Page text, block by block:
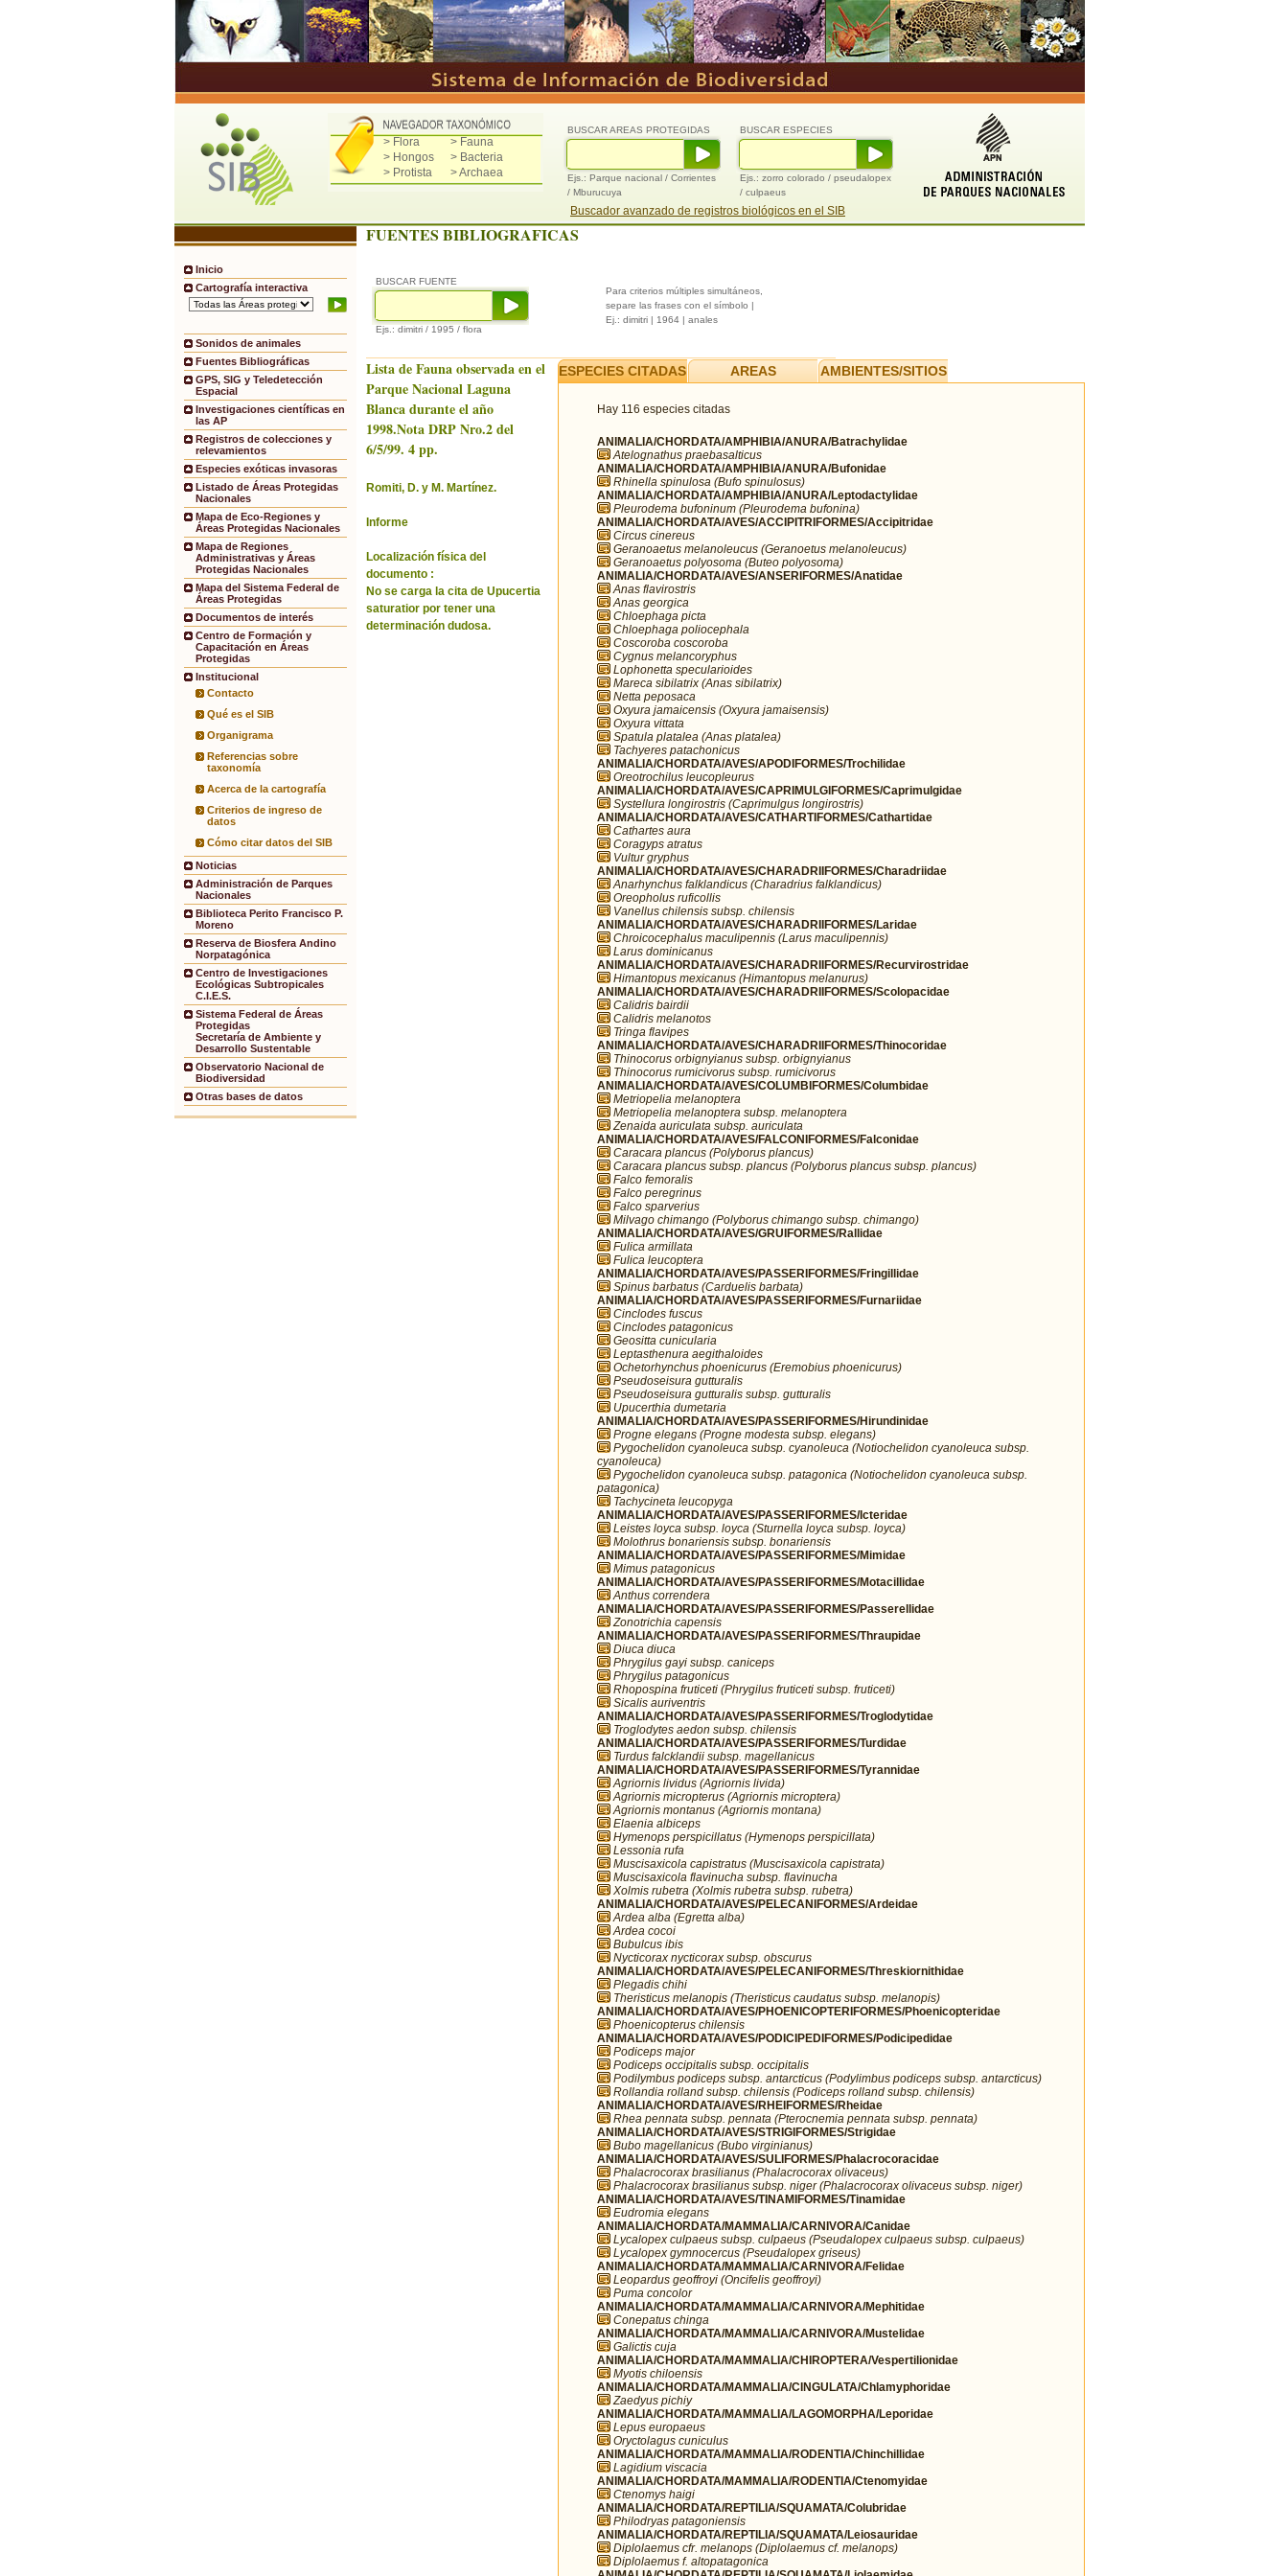
> Flora
> Fauna
> Hongos
> Bacteria
> Protista
> Archaea
BUSCAR ESPECIES
Ejs.: zorro colorado / pseudalopex
/ culpaeus
BUSCAR AREAS PROTEGIDAS
Ejs.: Parque nacional / Corrientes
/ Mburucuya
Buscador avanzado de registros biológicos en el SIB
Inicio
Cartografía interactiva
Sonidos de animales
Fuentes Bibliográficas
GPS, SIG y Teledetección
Espacial
Investigaciones científicas en
las AP
Registros de colecciones y
relevamientos
Especies exóticas invasoras
Listado de Áreas Protegidas
Nacionales
Mapa de Eco-Regiones y
Áreas Protegidas Nacionales
Mapa de Regiones
Administrativas y Áreas
Protegidas Nacionales
Mapa del Sistema Federal de
Áreas Protegidas
Documentos de interés
Centro de Formación y
Capacitación en Áreas
Protegidas
Institucional
Contacto
Qué es el SIB
Organigrama
Referencias sobre
taxonomía
Acerca de la cartografía
Criterios de ingreso de
datos
Cómo citar datos del SIB
Noticias
Administración de Parques
Nacionales
Biblioteca Perito Francisco P.
Moreno
Reserva de Biosfera Andino
Norpatagónica
Centro de Investigaciones
Ecológicas Subtropicales
C.I.E.S.
Sistema Federal de Áreas
Protegidas
Secretaría de Ambiente y
Desarrollo Sustentable
Observatorio Nacional de
Biodiversidad
Otras bases de datos
FUENTES BIBLIOGRAFICAS
BUSCAR FUENTE
Ejs.: dimitri / 1995 / flora
Para criterios múltiples simultáneos,
separe las frases con el símbolo |
Ej.: dimitri | 1964 | anales
Lista de Fauna observada en el
Parque Nacional Laguna
Blanca durante el año
1998.Nota DRP Nro.2 del
6/5/99. 4 pp.
Romiti, D. y M. Martínez.
Informe
Localización física del
documento :
No se carga la cita de Upucertia
saturatior por tener una
determinación dudosa.
ESPECIES CITADAS AREAS AMBIENTES/SITIOS
Hay 116 especies citadas
ANIMALIA/CHORDATA/AMPHIBIA/ANURA/Batrachylidae
Atelognathus praebasalticus
ANIMALIA/CHORDATA/AMPHIBIA/ANURA/Bufonidae
Rhinella spinulosa (Bufo spinulosus)
ANIMALIA/CHORDATA/AMPHIBIA/ANURA/Leptodactylidae
Pleurodema bufoninum (Pleurodema bufonina)
ANIMALIA/CHORDATA/AVES/ACCIPITRIFORMES/Accipitridae
Circus cinereus
Geranoaetus melanoleucus (Geranoetus melanoleucus)
Geranoaetus polyosoma (Buteo polyosoma)
ANIMALIA/CHORDATA/AVES/ANSERIFORMES/Anatidae
Anas flavirostris
Anas georgica
Chloephaga picta
Chloephaga poliocephala
Coscoroba coscoroba
Cygnus melancoryphus
Lophonetta specularioides
Mareca sibilatrix (Anas sibilatrix)
Netta peposaca
Oxyura jamaicensis (Oxyura jamaisensis)
Oxyura vittata
Spatula platalea (Anas platalea)
Tachyeres patachonicus
ANIMALIA/CHORDATA/AVES/APODIFORMES/Trochilidae
Oreotrochilus leucopleurus
ANIMALIA/CHORDATA/AVES/CAPRIMULGIFORMES/Caprimulgidae
Systellura longirostris (Caprimulgus longirostris)
ANIMALIA/CHORDATA/AVES/CATHARTIFORMES/Cathartidae
Cathartes aura
Coragyps atratus
Vultur gryphus
ANIMALIA/CHORDATA/AVES/CHARADRIIFORMES/Charadriidae
Anarhynchus falklandicus (Charadrius falklandicus)
Oreopholus ruficollis
Vanellus chilensis subsp. chilensis
ANIMALIA/CHORDATA/AVES/CHARADRIIFORMES/Laridae
Chroicocephalus maculipennis (Larus maculipennis)
Larus dominicanus
ANIMALIA/CHORDATA/AVES/CHARADRIIFORMES/Recurvirostridae
Himantopus mexicanus (Himantopus melanurus)
ANIMALIA/CHORDATA/AVES/CHARADRIIFORMES/Scolopacidae
Calidris bairdii
Calidris melanotos
Tringa flavipes
ANIMALIA/CHORDATA/AVES/CHARADRIIFORMES/Thinocoridae
Thinocorus orbignyianus subsp. orbignyianus
Thinocorus rumicivorus subsp. rumicivorus
ANIMALIA/CHORDATA/AVES/COLUMBIFORMES/Columbidae
Metriopelia melanoptera
Metriopelia melanoptera subsp. melanoptera
Zenaida auriculata subsp. auriculata
ANIMALIA/CHORDATA/AVES/FALCONIFORMES/Falconidae
Caracara plancus (Polyborus plancus)
Caracara plancus subsp. plancus (Polyborus plancus subsp. plancus)
Falco femoralis
Falco peregrinus
Falco sparverius
Milvago chimango (Polyborus chimango subsp. chimango)
ANIMALIA/CHORDATA/AVES/GRUIFORMES/Rallidae
Fulica armillata
Fulica leucoptera
ANIMALIA/CHORDATA/AVES/PASSERIFORMES/Fringillidae
Spinus barbatus (Carduelis barbata)
ANIMALIA/CHORDATA/AVES/PASSERIFORMES/Furnariidae
Cinclodes fuscus
Cinclodes patagonicus
Geositta cunicularia
Leptasthenura aegithaloides
Ochetorhynchus phoenicurus (Eremobius phoenicurus)
Pseudoseisura gutturalis
Pseudoseisura gutturalis subsp. gutturalis
Upucerthia dumetaria
ANIMALIA/CHORDATA/AVES/PASSERIFORMES/Hirundinidae
Progne elegans (Progne modesta subsp. elegans)
Pygochelidon cyanoleuca subsp. cyanoleuca (Notiochelidon cyanoleuca subsp.
cyanoleuca)
Pygochelidon cyanoleuca subsp. patagonica (Notiochelidon cyanoleuca subsp.
patagonica)
Tachycineta leucopyga
ANIMALIA/CHORDATA/AVES/PASSERIFORMES/Icteridae
Leistes loyca subsp. loyca (Sturnella loyca subsp. loyca)
Molothrus bonariensis subsp. bonariensis
ANIMALIA/CHORDATA/AVES/PASSERIFORMES/Mimidae
Mimus patagonicus
ANIMALIA/CHORDATA/AVES/PASSERIFORMES/Motacillidae
Anthus correndera
ANIMALIA/CHORDATA/AVES/PASSERIFORMES/Passerellidae
Zonotrichia capensis
ANIMALIA/CHORDATA/AVES/PASSERIFORMES/Thraupidae
Diuca diuca
Phrygilus gayi subsp. caniceps
Phrygilus patagonicus
Rhopospina fruticeti (Phrygilus fruticeti subsp. fruticeti)
Sicalis auriventris
ANIMALIA/CHORDATA/AVES/PASSERIFORMES/Troglodytidae
Troglodytes aedon subsp. chilensis
ANIMALIA/CHORDATA/AVES/PASSERIFORMES/Turdidae
Turdus falcklandii subsp. magellanicus
ANIMALIA/CHORDATA/AVES/PASSERIFORMES/Tyrannidae
Agriornis lividus (Agriornis livida)
Agriornis micropterus (Agriornis microptera)
Agriornis montanus (Agriornis montana)
Elaenia albiceps
Hymenops perspicillatus (Hymenops perspicillata)
Lessonia rufa
Muscisaxicola capistratus (Muscisaxicola capistrata)
Muscisaxicola flavinucha subsp. flavinucha
Xolmis rubetra (Xolmis rubetra subsp. rubetra)
ANIMALIA/CHORDATA/AVES/PELECANIFORMES/Ardeidae
Ardea alba (Egretta alba)
Ardea cocoi
Bubulcus ibis
Nycticorax nycticorax subsp. obscurus
ANIMALIA/CHORDATA/AVES/PELECANIFORMES/Threskiornithidae
Plegadis chihi
Theristicus melanopis (Theristicus caudatus subsp. melanopis)
ANIMALIA/CHORDATA/AVES/PHOENICOPTERIFORMES/Phoenicopteridae
Phoenicopterus chilensis
ANIMALIA/CHORDATA/AVES/PODICIPEDIFORMES/Podicipedidae
Podiceps major
Podiceps occipitalis subsp. occipitalis
Podilymbus podiceps subsp. antarcticus (Podylimbus podiceps subsp. antarcticus)
Rollandia rolland subsp. chilensis (Podiceps rolland subsp. chilensis)
ANIMALIA/CHORDATA/AVES/RHEIFORMES/Rheidae
Rhea pennata subsp. pennata (Pterocnemia pennata subsp. pennata)
ANIMALIA/CHORDATA/AVES/STRIGIFORMES/Strigidae
Bubo magellanicus (Bubo virginianus)
ANIMALIA/CHORDATA/AVES/SULIFORMES/Phalacrocoracidae
Phalacrocorax brasilianus (Phalacrocorax olivaceus)
Phalacrocorax brasilianus subsp. niger (Phalacrocorax olivaceus subsp. niger)
ANIMALIA/CHORDATA/AVES/TINAMIFORMES/Tinamidae
Eudromia elegans
ANIMALIA/CHORDATA/MAMMALIA/CARNIVORA/Canidae
Lycalopex culpaeus subsp. culpaeus (Pseudalopex culpaeus subsp. culpaeus)
Lycalopex gymnocercus (Pseudalopex griseus)
ANIMALIA/CHORDATA/MAMMALIA/CARNIVORA/Felidae
Leopardus geoffroyi (Oncifelis geoffroyi)
Puma concolor
ANIMALIA/CHORDATA/MAMMALIA/CARNIVORA/Mephitidae
Conepatus chinga
ANIMALIA/CHORDATA/MAMMALIA/CARNIVORA/Mustelidae
Galictis cuja
ANIMALIA/CHORDATA/MAMMALIA/CHIROPTERA/Vespertilionidae
Myotis chiloensis
ANIMALIA/CHORDATA/MAMMALIA/CINGULATA/Chlamyphoridae
Zaedyus pichiy
ANIMALIA/CHORDATA/MAMMALIA/LAGOMORPHA/Leporidae
Lepus europaeus
Oryctolagus cuniculus
ANIMALIA/CHORDATA/MAMMALIA/RODENTIA/Chinchillidae
Lagidium viscacia
ANIMALIA/CHORDATA/MAMMALIA/RODENTIA/Ctenomyidae
Ctenomys haigi
ANIMALIA/CHORDATA/REPTILIA/SQUAMATA/Colubridae
Philodryas patagoniensis
ANIMALIA/CHORDATA/REPTILIA/SQUAMATA/Leiosauridae
Diplolaemus cfr. melanops (Diplolaemus cf. melanops)
Diplolaemus f. altopatagonica